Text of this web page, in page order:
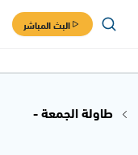
البث المباشر
طاولة الجمعة -